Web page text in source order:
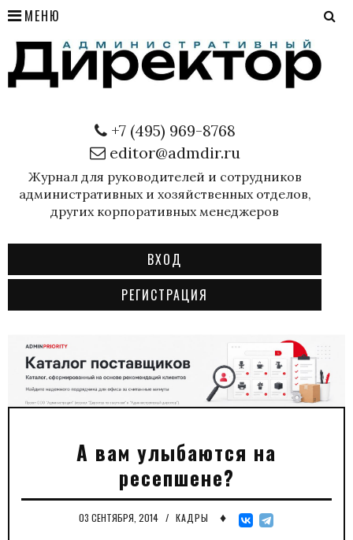
МЕНЮ
+7 (495) 969-8768
editor@admdir.ru
Журнал для руководителей и сотрудников
административных и хозяйственных отделов,
других корпоративных менеджеров
ВХОД
РЕГИСТРАЦИЯ
А вам улыбаются на
ресепшене?
03 СЕНТЯБРЯ, 2014 / КАДРЫ ♦